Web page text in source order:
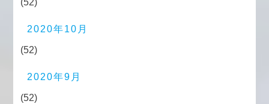
(52)
2020年10月
(52)
2020年9月
(52)